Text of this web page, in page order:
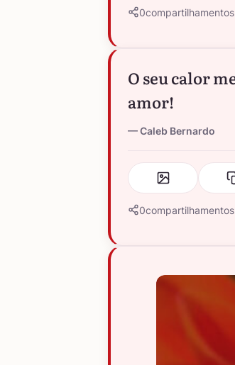
0compartilhamentos
O seu calor
amor!
Caleb Bernardo
0compartilhamentos